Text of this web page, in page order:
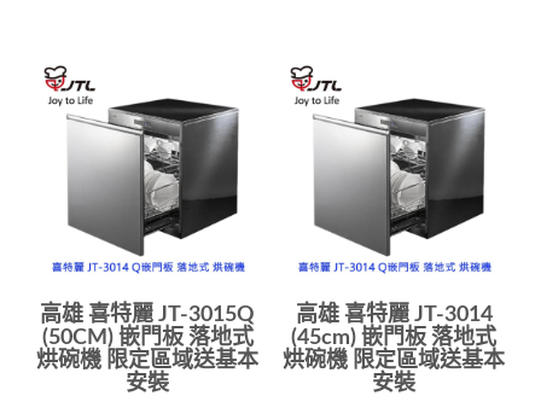
高雄 喜特麗 JT-3015Q
(50CM) 嵌門板 落地式
烘碗機 限定區域送基本
安裝
高雄 喜特麗 JT-3014
(45cm) 嵌門板 落地式
烘碗機 限定區域送基本
安裝